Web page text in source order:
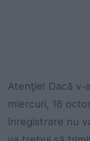
Atenţie! Dacă v-
miercuri, 18
înregistrare nu